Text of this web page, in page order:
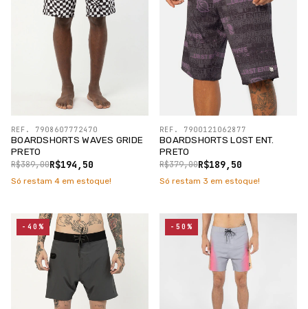
BOARDSHORTS WAVES GRIDE
PRETO
R$194,50
R$389,00
REF. 7908607772470
Só restam 4 em estoque!
BOARDSHORTS LOST ENT.
PRETO
R$189,50
R$379,00
REF. 7900121062877
Só restam 3 em estoque!
-40% -50%